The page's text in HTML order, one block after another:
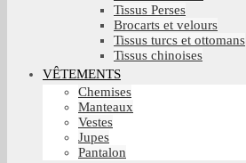
Tissus Perses
Brocarts et velours
Tissus turcs et ottomans
Tissus chinoises
VÊTEMENTS
Chemises
Manteaux
Vestes
Jupes
Pantalon